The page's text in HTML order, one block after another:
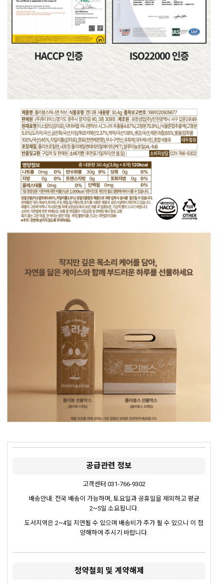
공급관련 정보
고객센터 031-766-9302
배송안내: 전국 배송이 가능하며, 토요일과 공휴일을 제외하고 평균
2~5일 소요됩니다.
도서지역은 2~4일 지연될 수 있으며 배송비가 추가 될 수 있으니 이 점
양해하여 주시기 바랍니다.
청약철회 및 계약해제